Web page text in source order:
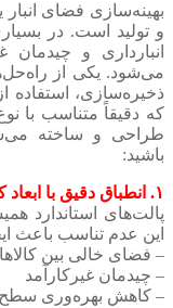
بهینه‌سازی فضای
و تولید است. در
انبارداری و چیدمان
می‌شود. یکی از
ذخیره‌سازی،
که دقیقاً متناسب با
طراحی و ساخته
باشید:
۱. انطباق دقیق با ابعاد کالا؛ پایان فضاهای خالی
پالت‌های استاندارد
این عدم تناسب باعث
– فضای خالی بین کالاها
– چیدمان غیرکارآمد
– کاهش بهره‌وری سطح